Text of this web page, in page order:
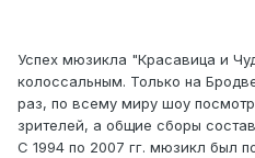
Успех мюзикла "Красавица и
колоссальным. Только на
раз, по всему миру шоу
зрителей, а общие сборы
С 1994 по 2007 гг. мюзикл был